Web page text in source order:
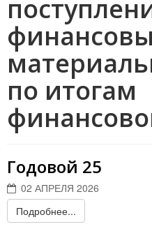
по итогам
Годовой 25
02 АПРЕЛЯ 2026
Подробнее...